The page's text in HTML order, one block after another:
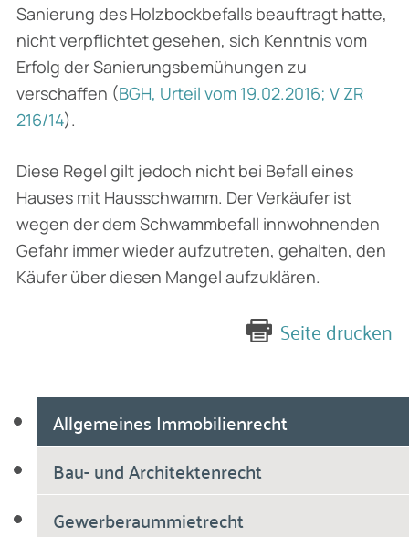
Allgemeines Immobilienrecht
Bau- und Architektenrecht
Gewerberaummietrecht
Sanierung des Holzbockbefalls beauftragt hatte,
nicht verpflichtet gesehen, sich Kenntnis vom
Erfolg der Sanierungsbemühungen zu
verschaffen (BGH, Urteil vom 19.02.2016; V ZR
216/14).
Diese Regel gilt jedoch nicht bei Befall eines
Hauses mit Hausschwamm. Der Verkäufer ist
wegen der dem Schwammbefall innwohnenden
Gefahr immer wieder aufzutreten, gehalten, den
Käufer über diesen Mangel aufzuklären.
Seite drucken